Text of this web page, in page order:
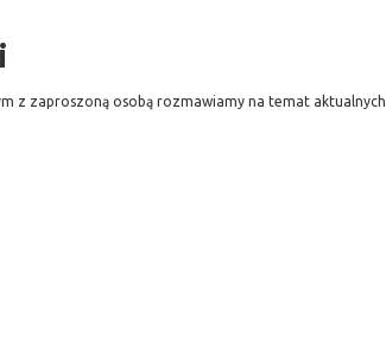
z zaproszoną osobą rozmawiamy na temat aktualnych